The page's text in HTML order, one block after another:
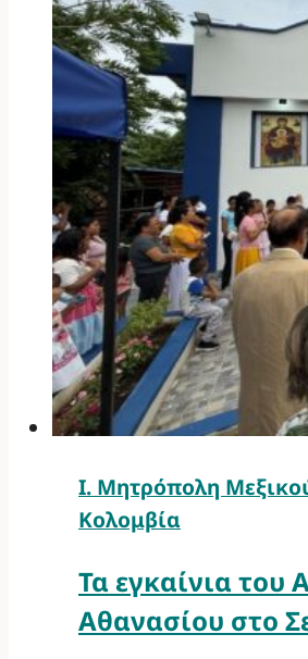
Ι. Μητρόπολη
Κολομβία
Τα εγκαίνια του
Αθανασίου στο